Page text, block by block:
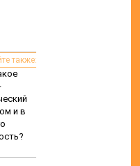
также:
и в